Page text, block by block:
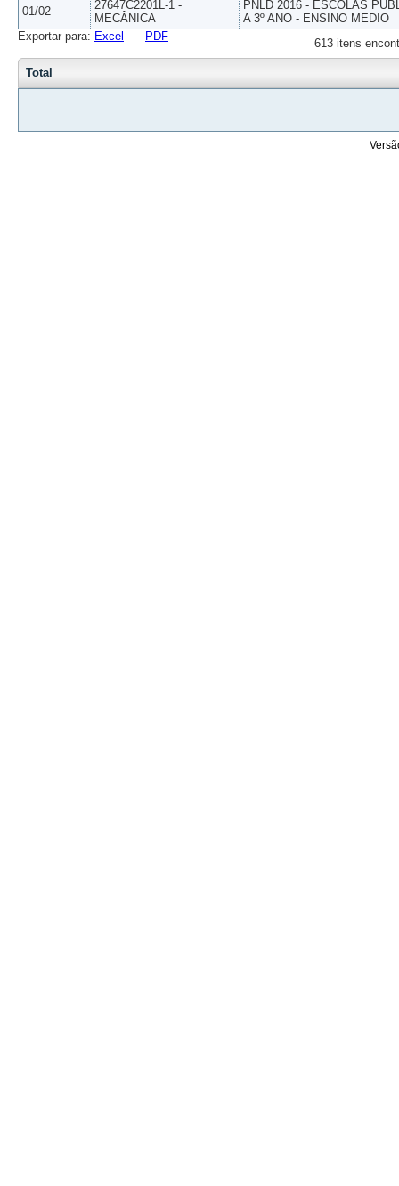
01/02
27647C2201L-1 -
MECÂNICA
PNLD 2016 - ESCOLAS
A 3º ANO - ENSINO MEDIO
613 itens
Exportar para: Excel PDF
Total